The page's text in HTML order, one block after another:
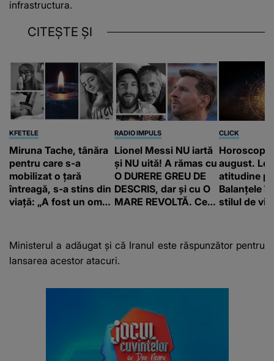
infrastructura.
CITEȘTE ȘI
KFETELE
Miruna Tache, tânăra
pentru care s-a
mobilizat o țară
întreagă, s-a stins din
viață: „A fost un om
RADIO IMPULS
Lionel Messi NU iartă
și NU uită! A rămas cu
O DURERE GREU DE
DESCRIS, dar și cu O
MARE REVOLTĂ. Ce
tatălui său l-a făcut să
ia o DECIZIE
DRASTICĂ
CLICK
Horoscop
august.
atitudine
Balanțele
stilul de
Ministerul a adăugat și că Iranul este răspunzător pentru
lansarea acestor atacuri.